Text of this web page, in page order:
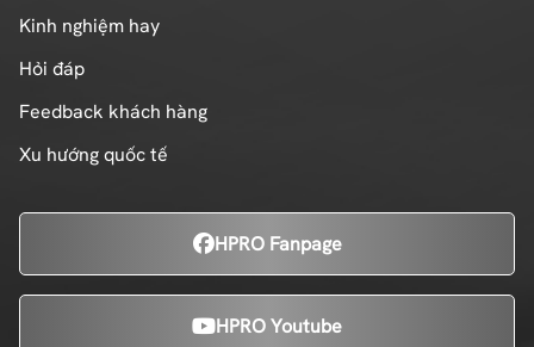
Kinh nghiệm hay
Hỏi đáp
Feedback khách hàng
Xu hướng quốc tế
HPRO Fanpage
HPRO Youtube